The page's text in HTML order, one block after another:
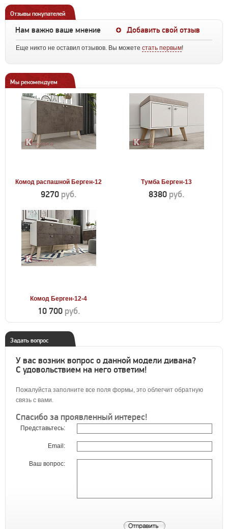
Отзывы покупателей
Нам важно ваше мнение Добавить свой отзыв
Еще никто не оставил отзывов. Вы можете стать первым!
Мы рекомендуем
Комод распашной Берген-12
9270 руб.
Тумба Берген-13
8380 руб.
Комод Берген-12-4
10 700 руб.
Задать вопрос
У вас возник вопрос о данной модели дивана?
С удовольствием на него ответим!
Пожалуйста заполните все поля формы, это облегчит обратную
связь с вами.
Спасибо за проявленный интерес!
Представьтесь:
Email:
Ваш вопрос: